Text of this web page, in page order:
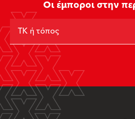
Οι έμποροι στην
ΤΚ ή τόπος